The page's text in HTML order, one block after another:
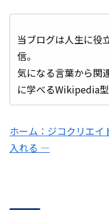
当ブログは人生に役
信。
気になる言葉から関
に学べるWikipedia型
ホーム：ジコクリエ
入れる ―